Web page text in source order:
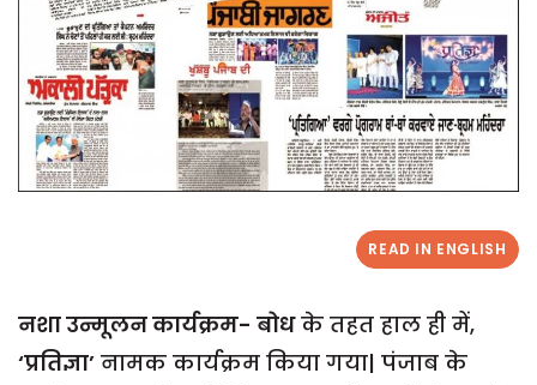
READ IN ENGLISH
नशा उन्मूलन कार्यक्रम- बोधके तहत हाल ही में,
‘प्रतिज्ञा’ नामक कार्यक्रम किया गया| पंजाब के